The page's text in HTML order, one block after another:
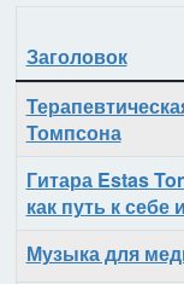
Материалы
Заголовок
Томпсона
Гитара Estas
как путь к себе
Музыка для